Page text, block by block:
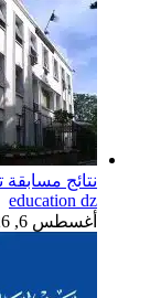
education dz
أغسطس 6, 2026